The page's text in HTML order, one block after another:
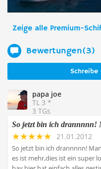
Zeige alle Premium-
Bewertungen(3)
Schreibe
papa joe
TL 3 *
3 TGs
So jetzt bin ich drannnnn!
21.01.2012
So jetzt bin ich drannnnn!
es ist mehr,dies ist ein super